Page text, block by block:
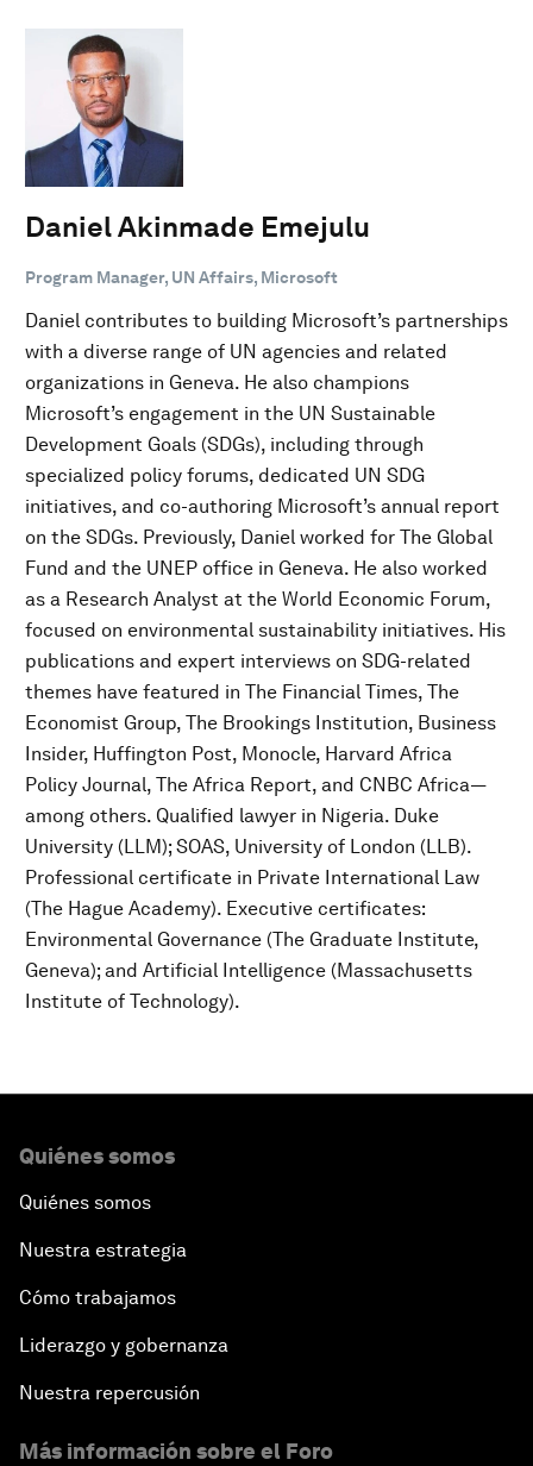
Daniel Akinmade Emejulu
Program Manager, UN Affairs, Microsoft
Daniel contributes to building Microsoft’s partnerships
with a diverse range of UN agencies and related
organizations in Geneva. He also champions
Microsoft’s engagement in the UN Sustainable
Development Goals (SDGs), including through
specialized policy forums, dedicated UN SDG
initiatives, and co-authoring Microsoft’s annual report
on the SDGs. Previously, Daniel worked for The Global
Fund and the UNEP office in Geneva. He also worked
as a Research Analyst at the World Economic Forum,
focused on environmental sustainability initiatives. His
publications and expert interviews on SDG-related
themes have featured in The Financial Times, The
Economist Group, The Brookings Institution, Business
Insider, Huffington Post, Monocle, Harvard Africa
Policy Journal, The Africa Report, and CNBC Africa—
among others. Qualified lawyer in Nigeria. Duke
University (LLM); SOAS, University of London (LLB).
Professional certificate in Private International Law
(The Hague Academy). Executive certificates:
Environmental Governance (The Graduate Institute,
Geneva); and Artificial Intelligence (Massachusetts
Institute of Technology).
Quiénes somos
Quiénes somos
Nuestra estrategia
Cómo trabajamos
Liderazgo y gobernanza
Nuestra repercusión
Más información sobre el Foro